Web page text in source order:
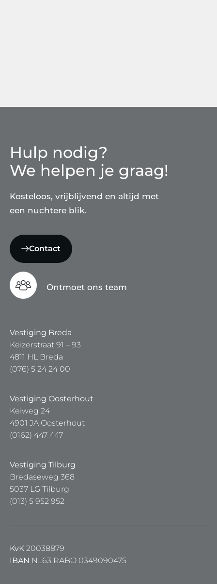
Hulp nodig?
We helpen je graag!
Kosteloos, vrijblijvend en altijd met
een nuchtere blik.
Contact
Ontmoet ons team
Vestiging Breda
Keizerstraat 91 – 93
4811 HL Breda
(076) 5 24 24 00
Vestiging Oosterhout
Keiweg 24
4901 JA Oosterhout
(0162) 447 447
Vestiging Tilburg
Bredaseweg 368
5037 LG Tilburg
(013) 5 952 952
KvK 20038879
IBAN NL63 RABO 0349090475